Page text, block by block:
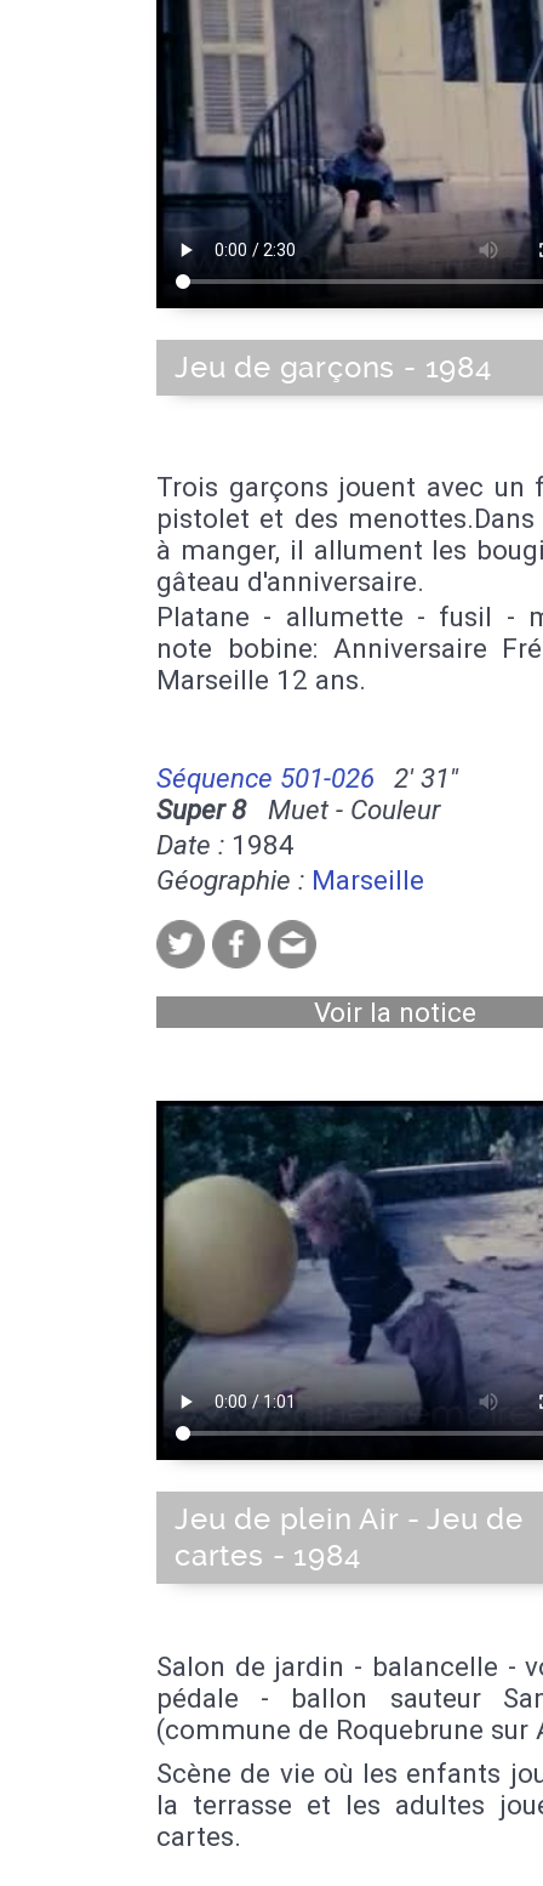
Jeu de garçons - 1984
Trois garçons jouent avec un
pistolet et des
à manger, il allument les
gâteau d'anniversaire.
Platane - allumette - fusil -
note bobine: Anniversaire
Marseille 12 ans.
Séquence 501-026
2' 31''
Super 8Muet - Couleur
Date : 1984
Géographie : Marseille
Voir la notice
Jeu de plein Air - Jeu de
cartes - 1984
Salon de jardin - balancelle -
pédale - ballon sauteur
(commune de Roquebrune sur
Scène de vie où les enfants
la terrasse et les adultes
cartes.